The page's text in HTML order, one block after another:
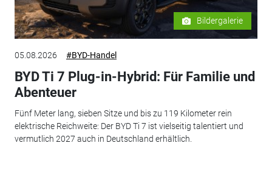
Bildergalerie
05.08.2026 #BYD-Handel
BYD Ti 7 Plug-in-Hybrid: Für Familie und
Abenteuer
Fünf Meter lang, sieben Sitze und bis zu 119 Kilometer rein
elektrische Reichweite: Der BYD Ti 7 ist vielseitig talentiert und
vermutlich 2027 auch in Deutschland erhältlich.